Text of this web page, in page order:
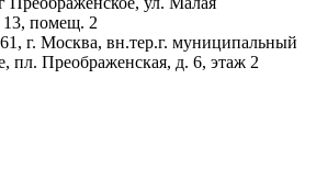
13, помещ. 2
г. Москва, вн.тер.г. муниципальный
пл. Преображенская, д. 6, этаж 2